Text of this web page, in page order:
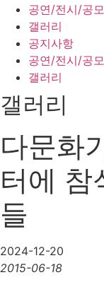
공연/전시/공
갤러리
공지사항
공연/전시/공
갤러리
갤러리
다문화
터에 참
들
2024-12-20
2015-06-18